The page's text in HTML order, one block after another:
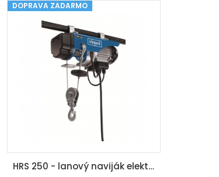
DOPRAVA ZADARMO
HRS 250 - lanový naviják elektrický